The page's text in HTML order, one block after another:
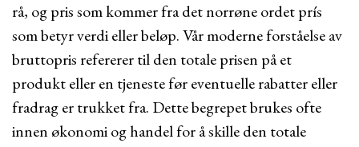
rå, og pris som kommer fra det norrøne ordet prís
som betyr verdi eller beløp. Vår moderne forståelse av
bruttopris refererer til den totale prisen på et
produkt eller en tjeneste før eventuelle rabatter eller
fradrag er trukket fra. Dette begrepet brukes ofte
innen økonomi og handel for å skille den totale